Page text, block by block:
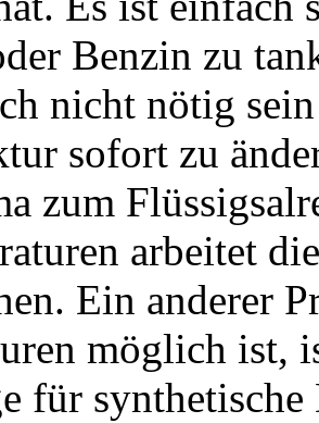
Benzin zu
nicht nötig
sofort zu
zum
arbeitet
Ein anderer
möglich ist,
für